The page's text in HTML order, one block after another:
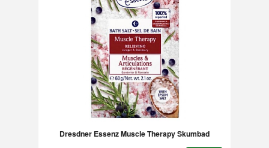
Dresdner Essenz Muscle Therapy Skumbad